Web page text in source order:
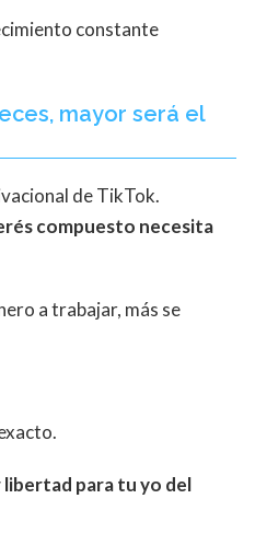
constante
mayor será el
de TikTok.
compuesto necesita
a trabajar, más se
para tu yo del